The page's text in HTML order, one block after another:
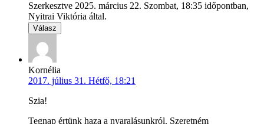
Szerkesztve 2025. március 22. Szombat, 18:35 időpontban,
Nyitrai Viktória által.
Válasz
Kornélia
2017. július 31. Hétfő, 18:21
Szia!
Tegnap értünk haza a nyaralásunkról. Szeretném